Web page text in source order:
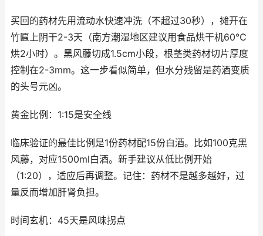
买回的药材先用流动水快速冲洗（不超过30秒），摊开在
竹匾上阴干2-3天（南方潮湿地区建议用食品烘干机60℃
烘2小时）。黑风藤切成1.5cm小段，根茎类药材切片厚度
控制在2-3mm。这一步看似简单，但水分残留是药酒变质
的头号元凶。
黄金比例：1:15是安全线
临床验证的最佳比例是1份药材配15份白酒。比如100克黑
风藤，对应1500ml白酒。新手建议从低比例开始
（1:20），适应后再调整。记住：药材不是越多越好，过
量反而增加肝肾负担。
时间玄机：45天是风味拐点